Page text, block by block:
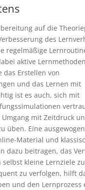
auf die
des
regelmäßige
aktive Lernmethoden
das Erstellen von
und das Lernen mit
ist es auch, sich mit
mit Zeitdruck
üben. Eine
Material und
dazu beitragen, das
kleine Lernziele
zu verfolgen, hilft
und den Lernprozess